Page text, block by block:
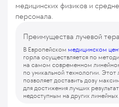
медицинских физиков и
персонала.
Преимущества лучевой
В Европейском медицинском
горла осуществляется по
на самом современном
по уникальной технологии.
позволяет доставить дозу
для достижения лучших
недоступным на других линейных